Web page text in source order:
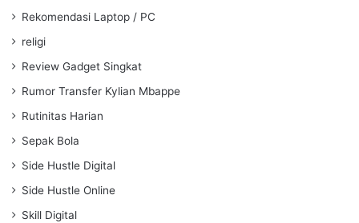
Rekomendasi Laptop / PC
religi
Review Gadget Singkat
Rumor Transfer Kylian Mbappe
Rutinitas Harian
Sepak Bola
Side Hustle Digital
Side Hustle Online
Skill Digital